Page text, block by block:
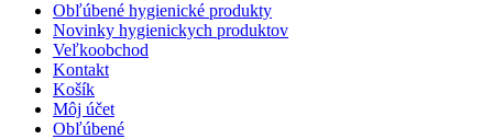
Obľúbené hygienické produkty
Novinky hygienickych produktov
Veľkoobchod
Kontakt
Košík
Môj účet
Obľúbené